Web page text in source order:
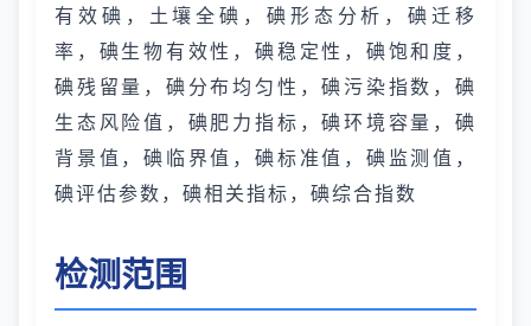
有效碘，土壤全碘，碘形态分析，碘迁移
率，碘生物有效性，碘稳定性，碘饱和度，
碘残留量，碘分布均匀性，碘污染指数，碘
生态风险值，碘肥力指标，碘环境容量，碘
背景值，碘临界值，碘标准值，碘监测值，
碘评估参数，碘相关指标，碘综合指数
检测范围